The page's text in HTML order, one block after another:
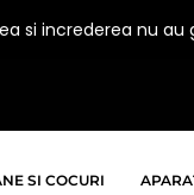
si increderea nu au
SI COCURI